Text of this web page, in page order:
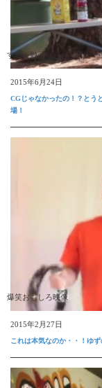
すごい動画
2015年6月24日
CGじゃなかったの！？とう
場！
爆笑おもしろ映像
2015年2月27日
これは本気なのか・・！ゆ